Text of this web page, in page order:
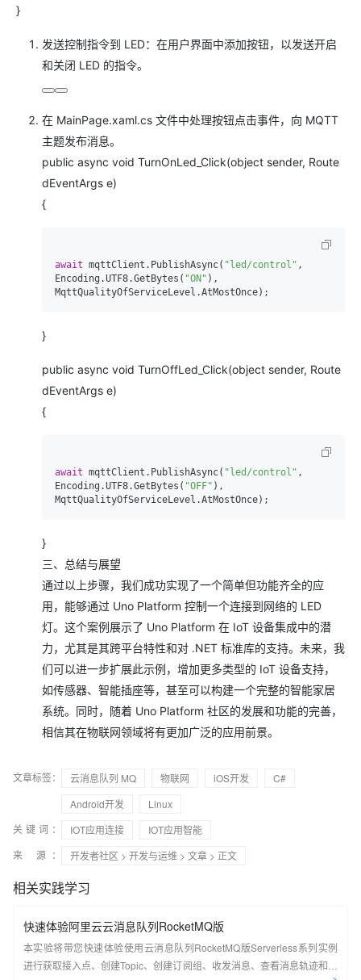
}
发送控制指令到 LED：在用户界面中添加按钮，以发送开启
和关闭 LED 的指令。
在 MainPage.xaml.cs 文件中处理按钮点击事件，向 MQTT
主题发布消息。
public async void TurnOnLed_Click(object sender, Route
dEventArgs e)
{
await mqttClient.PublishAsync( "led/control" ,
Encoding.UTF8.GetBytes( "ON" ),
}
public async void TurnOffLed_Click(object sender, Route
dEventArgs e)
{
await mqttClient.PublishAsync( "led/control" ,
Encoding.UTF8.GetBytes( "OFF" ),
}
三、总结与展望
通过以上步骤，我们成功实现了一个简单但功能齐全的应
用，能够通过 Uno Platform 控制一个连接到网络的 LED
灯。这个案例展示了 Uno Platform 在 IoT 设备集成中的潜
力，尤其是其跨平台特性和对 .NET 标准库的支持。未来，我
们可以进一步扩展此示例，增加更多类型的 IoT 设备支持，
如传感器、智能插座等，甚至可以构建一个完整的智能家居
系统。同时，随着 Uno Platform 社区的发展和功能的完善，
相信其在物联网领域将有更加广泛的应用前景。
文章标签： 云消息队列 MQ 物联网 iOS开发
C#
Android开发
Linux
关键词：
IOT应用连接
IOT应用智能
来 源：
开发者社区 > 开发与运维 > 文章 > 正文
相关实践学习
快速体验阿里云云消息队列RocketMQ版
本实验将带您快速体验使用云消息队列RocketMQ版Serverless系列实例
进行获取接入点、创建Topic、创建订阅组、收发消息、查看消息轨迹和仪